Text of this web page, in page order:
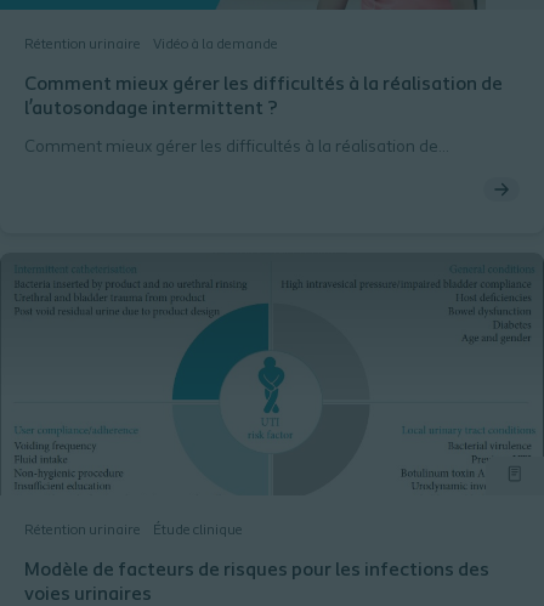
Rétention urinaire Vidéo à la demande
Comment mieux gérer les difficultés à la réalisation de
l’autosondage intermittent ?
Comment mieux gérer les difficultés à la réalisation de
Rétention urinaire Étude clinique
Modèle de facteurs de risques pour les infections des
voies urinaires